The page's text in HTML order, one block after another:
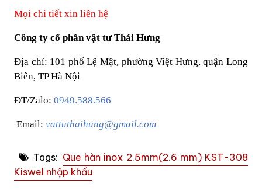
Mọi chi tiết xin liên hệ
Công ty cổ phần vật tư Thái Hưng
Địa chỉ: 101 phố Lệ Mật, phường Việt Hưng, quận Long
Biên, TP Hà Nội
ĐT/Zalo: 0949.588.566
Email: vattuthaihung@gmail.com
Tags: Que hàn inox 2.5mm(2.6 mm) KST-308
Kiswel nhập khẩu